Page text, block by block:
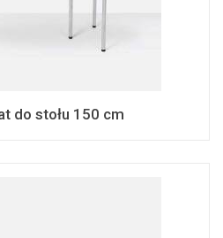
do stołu 150 cm